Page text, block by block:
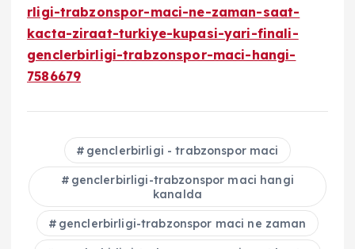
rligi-trabzonspor-maci-ne-zaman-saat-
kacta-ziraat-turkiye-kupasi-yari-finali-
genclerbirligi-trabzonspor-maci-hangi-
7586679
genclerbirligi - trabzonspor maci
genclerbirligi-trabzonspor maci hangi
kanalda
genclerbirligi-trabzonspor maci ne zaman